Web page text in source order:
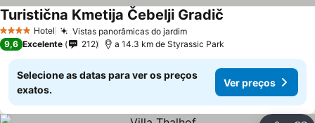
4 EstrelasHotel Vistas panorâmicas do jardim
Turistična Kmetija Čebelji Gradič
9,6 Excelente 212 a 14.3 km de Styrassic Park
Selecione as datas para ver os preços
exatos.
Ver preços